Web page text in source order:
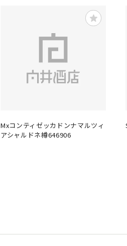
Mxコンティゼッカドンナマルツィ
アシャルドネ樽646906